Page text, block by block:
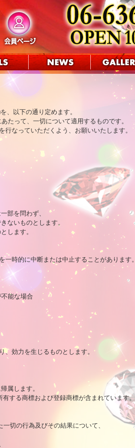
、以下の通り定めます。
たって、一切について適用するものです。
なっていただくよう、お願いいたします。
部を問わず、
ないものとします。
します。
時的に中断または中止することがあります。
不能な場合
効力を生じるものとします。
属します。
する商標および登録商標が含まれています。
切の行為及びその結果について、